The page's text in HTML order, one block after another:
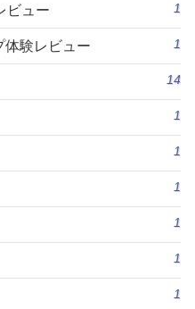
ビュー 1
体験レビュー 1
14
1
1
1
1
1
1